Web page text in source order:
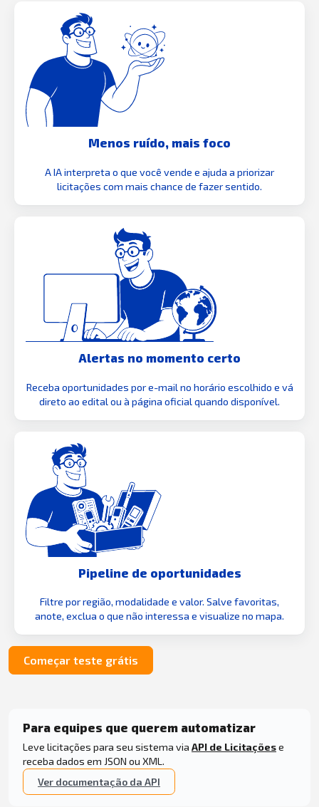
Menos ruído, mais foco
A IA interpreta o que você vende e ajuda a priorizar
licitações com mais chance de fazer sentido.
Alertas no momento certo
Receba oportunidades por e-mail no horário escolhido e vá
direto ao edital ou à página oficial quando disponível.
Pipeline de oportunidades
Filtre por região, modalidade e valor. Salve favoritas,
anote, exclua o que não interessa e visualize no mapa.
Começar teste grátis
Para equipes que querem automatizar
Leve licitações para seu sistema via API de Licitaçõese
receba dados em JSON ou XML.
Ver documentação da API